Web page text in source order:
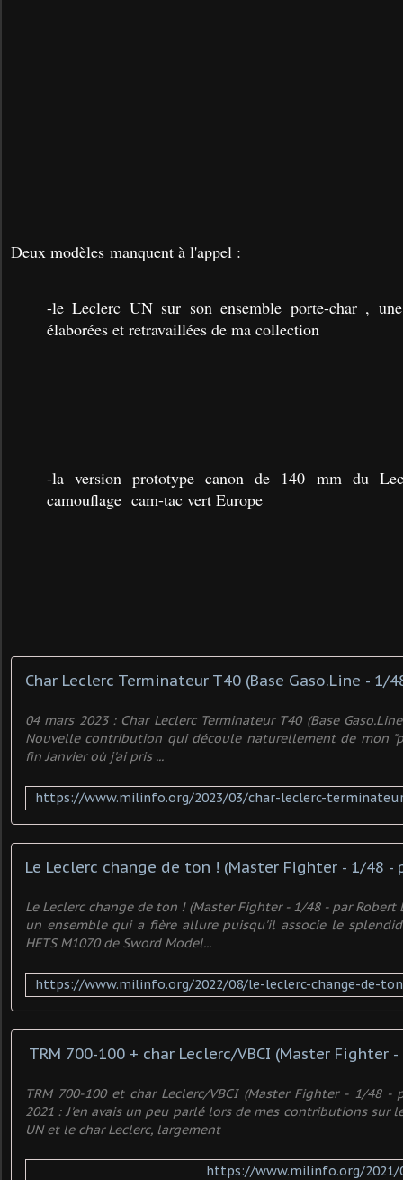
Deux modèles manquent à l'appel :
-le Leclerc UN sur son ensemble porte-char ,
élaborées et retravaillées de ma collection
-la version prototype canon de 140 mm du
camouflage cam-tac vert Europe
Char Leclerc Terminateur T40 (Base Gaso.Line - 1/
04 mars 2023 : Char Leclerc Terminateur T40 (Base
Nouvelle contribution qui découle naturellement de mon
fin Janvier où j'ai pris ...
Le Leclerc change de ton ! (Master Fighter - 1/48 -
Le Leclerc change de ton ! (Master Fighter - 1/48 - par Robert
un ensemble qui a fière allure puisqu'il associe le
HETS M1070 de Sword Model...
TRM 700-100 et char Leclerc/VBCI (Master Fighter - 1/48 -
2021 : J'en avais un peu parlé lors de mes contributions sur
UN et le char Leclerc, largement
https://www.milinfo.org/